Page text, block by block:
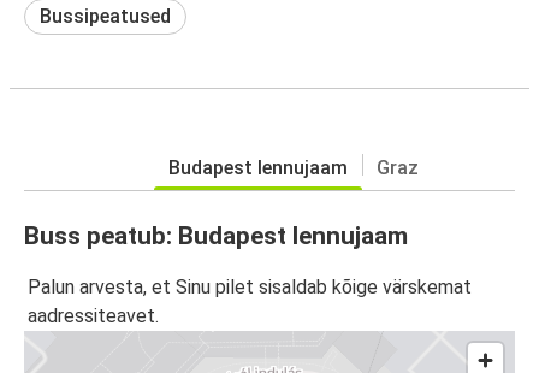
Bussipeatused
Budapest lennujaam Graz
Buss peatub: Budapest lennujaam
Palun arvesta, et Sinu pilet sisaldab kõige värskemat
aadressiteavet.